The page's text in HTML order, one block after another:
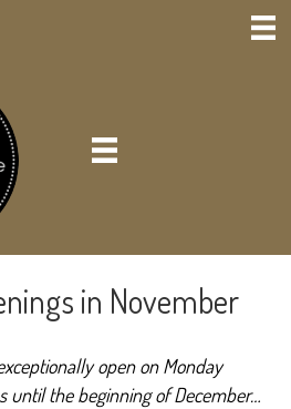
in November
open on Monday
until the beginning of December…